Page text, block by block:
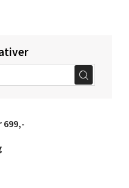
699,-
Velg
Malmporten